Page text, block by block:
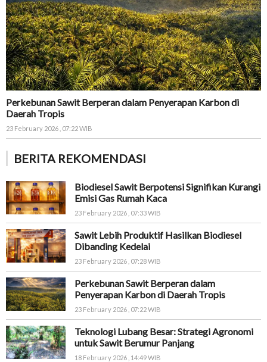
Perkebunan Sawit Berperan dalam Penyerapan Karbon di
Daerah Tropis
23 February 2026 , 07:22 WIB
BERITA REKOMENDASI
Biodiesel Sawit Berpotensi Signifikan Kurangi
Emisi Gas Rumah Kaca
23 February 2026 , 07:33 WIB
Sawit Lebih Produktif Hasilkan Biodiesel
Dibanding Kedelai
23 February 2026 , 07:28 WIB
Perkebunan Sawit Berperan dalam
Penyerapan Karbon di Daerah Tropis
23 February 2026 , 07:22 WIB
Teknologi Lubang Besar: Strategi Agronomi
untuk Sawit Berumur Panjang
18 February 2026 , 14:49 WIB